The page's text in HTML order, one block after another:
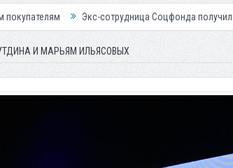
Экс-сотрудница Соцфонда получила срок за обман
И МАРЬЯМ ИЛЬЯСОВЫХ